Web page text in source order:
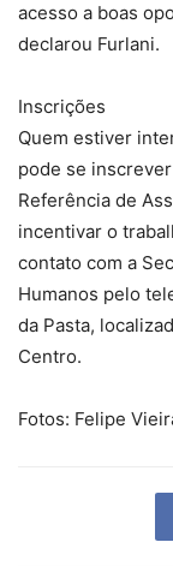
acesso a boas
declarou Furlani.
Inscrições
Quem estiver
pode se
Referência de
incentivar o
contato com a
Humanos pelo
da Pasta,
Centro.
Fotos: Felipe